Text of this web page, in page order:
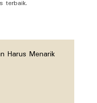
terbaik.
Harus Menarik